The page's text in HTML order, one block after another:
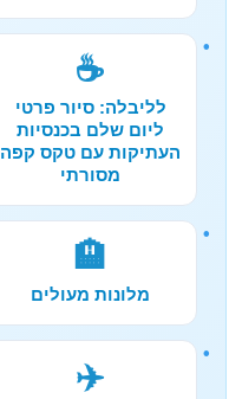
☕
לליבלה: סיור פרטי
ליום שלם בכנסיות
העתיקות עם טקס קפה
מסורתי
🏨
מלונות מעולים
✈️